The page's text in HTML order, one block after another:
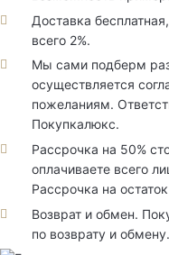
Доставка
всего 2%.
Мы сами подберм
осуществляется
пожеланиям.
Покупкалюкс.
Рассрочка на 50%
оплачиваете всего
Рассрочка на
Возврат и обмен.
по возврату и обмену.